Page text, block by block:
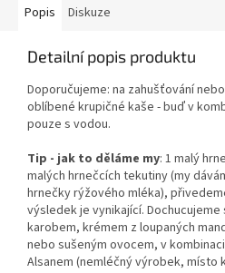
Popis Diskuze
Detailní popis produktu
Doporučujeme: na zahušťování
oblíbené krupičné kaše - buď v
pouze s vodou.
Tip - jak to děláme my: 1 malý
malých hrnečcích tekutiny (my
hrnečky rýžového mléka),
výsledek je vynikající.
karobem, krémem z loupaných
nebo sušeným ovocem, v
Alsanem (nemléčný výrobek, místo